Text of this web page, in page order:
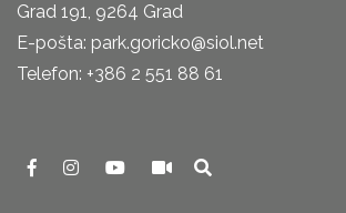
Grad 191, 9264 Grad
E-pošta: park.goricko@siol.net
Telefon: +386 2 551 88 61